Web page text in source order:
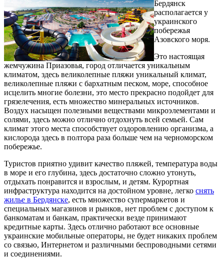
Бердянск
располагается у
украинского
побережья
Азовского моря.
Это настоящая
жемчужина Приазовья, город отличается уникальным
климатом, здесь великолепные пляжи уникальный климат,
великолепные пляжи с бархатным песком, море, способное
исцелить многие болезни, это место прекрасно подойдет для
грязелечения, есть множество минеральных источников.
Воздух насыщен полезными веществами микроэлементами и
солями, здесь можно отлично отдохнуть всей семьей. Сам
климат этого места способствует оздоровлению организма, а
кислорода здесь в полтора раза больше чем на черноморском
побережье.
Туристов приятно удивит качество пляжей, температура воды
в море и его глубина, здесь достаточно сложно утонуть,
отдыхать понравится и взрослым, и детям. Курортная
инфраструктура находится на достойном уровне, легко снять
жилье в Бердянске, есть множество супермаркетов и
специальных магазинов и рынков, нет проблем с доступом к
банкоматам и банкам, практически везде принимают
кредитные карты. Здесь отлично работают все основные
украинские мобильные операторы, не будет никаких проблем
со связью, Интернетом и различными беспроводными сетями
и соединениями.